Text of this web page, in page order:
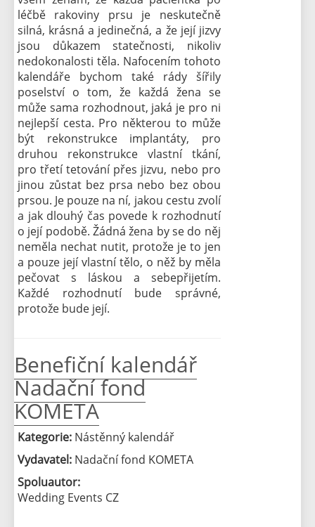
léčbě rakoviny prsu je neskutečně
silná, krásná a jedinečná, a že její jizvy
jsou důkazem statečnosti, nikoliv
nedokonalosti těla. Nafocením tohoto
kalendáře bychom také rády šířily
poselství o tom, že každá žena se
může sama rozhodnout, jaká je pro ni
nejlepší cesta. Pro některou to může
být rekonstrukce implantáty, pro
druhou rekonstrukce vlastní tkání,
pro třetí tetování přes jizvu, nebo pro
jinou zůstat bez prsa nebo bez obou
prsou. Je pouze na ní, jakou cestu zvolí
a jak dlouhý čas povede k rozhodnutí
o její podobě. Žádná žena by se do něj
neměla nechat nutit, protože je to jen
a pouze její vlastní tělo, o něž by měla
pečovat s láskou a sebepřijetím.
Každé rozhodnutí bude správné,
protože bude její.
Benefiční kalendář
Nadační fond
KOMETA
Kategorie: Nástěnný kalendář
Vydavatel: Nadační fond KOMETA
Spoluautor:
Wedding Events CZ